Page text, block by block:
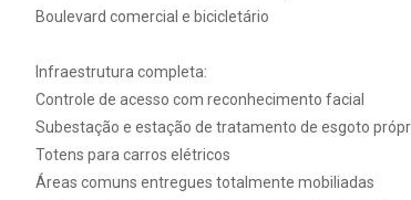
Boulevard comercial e bicicletário
Infraestrutura completa:
Controle de acesso com reconhecimento facial
Subestação e estação de tratamento de esgoto
Totens para carros elétricos
Áreas comuns entregues totalmente mobiliadas